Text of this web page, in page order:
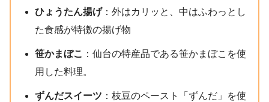
ひょうたん揚げ：​外はカリッと、中はふわっとし
た食感が特徴の揚げ物
笹かまぼこ
：​仙台の特産品である笹かまぼこを使
用した料理。
ずんだスイーツ ：​枝豆のペースト「ずんだ」を使